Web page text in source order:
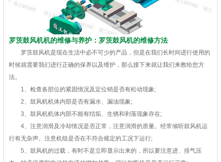
罗茨鼓风机机的维修与养护：罗茨鼓风机的维修方法
罗茨鼓风机是现在生活中必不可少的产品，但是在我们长时间进行使用的
时候就需要我们进行正确的保养以及维护，那么接下来就让我们来教给您方
法。
1、检查各部位的紧固情况及定位销是否有松动现象;
2、鼓风机机体内部是否有漏水、漏油现象;
3、鼓风机机体内部不能有结垢、生锈和剥落现象存在;
4、注意润滑及冷却情况是否正常，注意润滑的质量。经常倾听鼓风机运
行有无杂声。注意机组是否在不符合规定的工况下运行;
5、鼓风机的过载，有时不是立即显示出来的，所以要注意进、排气压